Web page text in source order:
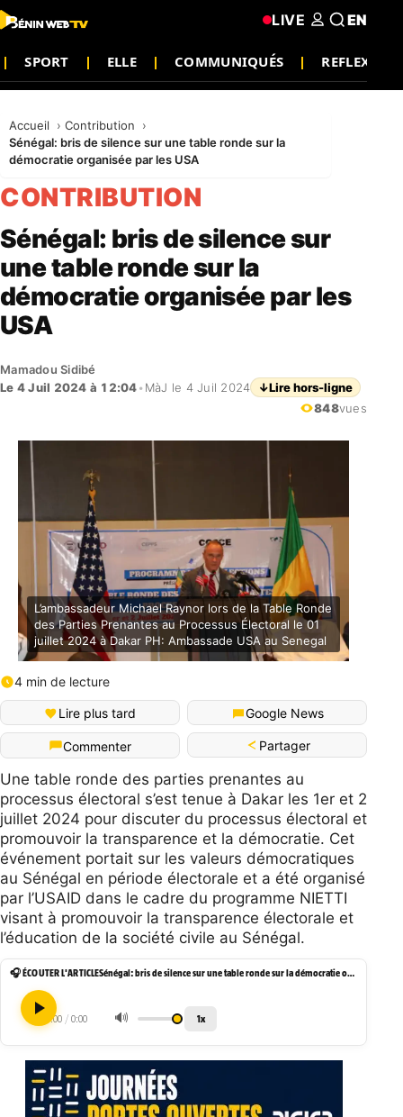
SPORT ELLE COMMUNIQUÉS REFLEXION
LIVE EN
Accueil
Contribution
Sénégal: bris de silence sur une table ronde sur la
démocratie organisée par les USA
CONTRIBUTION
Sénégal: bris de silence sur
une table ronde sur la
démocratie organisée par les
USA
Mamadou Sidibé
Le 4 Juil 2024 à 12:04• MàJ le 4 Juil 2024 ↓Lire hors-ligne
848vues
L’ambassadeur Michael Raynor lors de la Table Ronde
des Parties Prenantes au Processus Électoral le 01
juillet 2024 à Dakar PH: Ambassade USA au Senegal
4 min de lecture
Lire plus tard Google News
Commenter Partager
Une table ronde des parties prenantes au
processus électoral s’est tenue à Dakar les 1er et 2
juillet 2024 pour discuter du processus électoral et
promouvoir la transparence et la démocratie. Cet
événement portait sur les valeurs démocratiques
au Sénégal en période électorale et a été organisé
par l’USAID dans le cadre du programme NIETTI
visant à promouvoir la transparence électorale et
l’éducation de la société civile au Sénégal.
🎧 ÉCOUTER L'ARTICLE Sénégal: bris de silence sur une table ronde sur la démocratie organisée par les USA
0:00 / 0:00 🔊 1x